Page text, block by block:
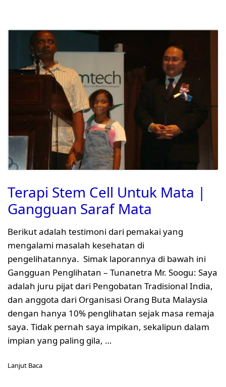
Terapi Stem Cell Untuk Mata |
Gangguan Saraf Mata
Berikut adalah testimoni dari pemakai yang
mengalami masalah kesehatan di
pengelihatannya. Simak laporannya di bawah ini
Gangguan Penglihatan – Tunanetra Mr. Soogu: Saya
adalah juru pijat dari Pengobatan Tradisional India,
dan anggota dari Organisasi Orang Buta Malaysia
dengan hanya 10% penglihatan sejak masa remaja
saya. Tidak pernah saya impikan, sekalipun dalam
impian yang paling gila, …
Lanjut Baca